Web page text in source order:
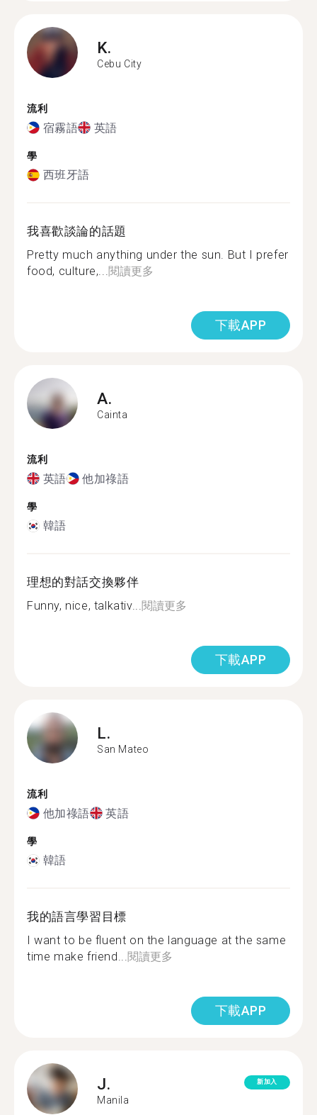
K.
Cebu City
流利
宿霧語 英語
學
西班牙語
我喜歡談論的話題
Pretty much anything under the sun. But I prefer
food, culture,...閱讀更多
下載APP
A.
Cainta
流利
英語 他加祿語
學
韓語
理想的對話交換夥伴
Funny, nice, talkativ...閱讀更多
下載APP
L.
San Mateo
流利
他加祿語 英語
學
韓語
我的語言學習目標
I want to be fluent on the language at the same
time make friend...閱讀更多
下載APP
J.
Manila
新加入